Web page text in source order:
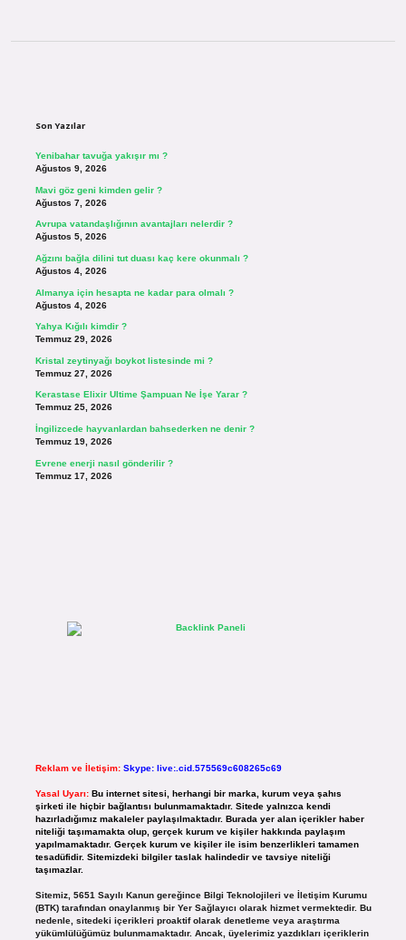
Son Yazılar
Yenibahar tavuğa yakışır mı ?
Ağustos 9, 2026
Mavi göz geni kimden gelir ?
Ağustos 7, 2026
Avrupa vatandaşlığının avantajları nelerdir ?
Ağustos 5, 2026
Ağzını bağla dilini tut duası kaç kere okunmalı ?
Ağustos 4, 2026
Almanya için hesapta ne kadar para olmalı ?
Ağustos 4, 2026
Yahya Kığılı kimdir ?
Temmuz 29, 2026
Kristal zeytinyağı boykot listesinde mi ?
Temmuz 27, 2026
Kerastase Elixir Ultime Şampuan Ne İşe Yarar ?
Temmuz 25, 2026
İngilizcede hayvanlardan bahsederken ne denir ?
Temmuz 19, 2026
Evrene enerji nasıl gönderilir ?
Temmuz 17, 2026
Reklam ve İletişim: Skype: live:.cid.575569c608265c69
Yasal Uyarı: Bu internet sitesi, herhangi bir marka, kurum veya şahıs
şirketi ile hiçbir bağlantısı bulunmamaktadır. Sitede yalnızca kendi
hazırladığımız makaleler paylaşılmaktadır. Burada yer alan içerikler haber
niteliği taşımamakta olup, gerçek kurum ve kişiler hakkında paylaşım
yapılmamaktadır. Gerçek kurum ve kişiler ile isim benzerlikleri tamamen
tesadüfidir. Sitemizdeki bilgiler taslak halindedir ve tavsiye niteliği
taşımazlar.
Sitemiz, 5651 Sayılı Kanun gereğince Bilgi Teknolojileri ve İletişim Kurumu
(BTK) tarafından onaylanmış bir Yer Sağlayıcı olarak hizmet vermektedir. Bu
nedenle, sitedeki içerikleri proaktif olarak denetleme veya araştırma
yükümlülüğümüz bulunmamaktadır. Ancak, üyelerimiz yazdıkları içeriklerin